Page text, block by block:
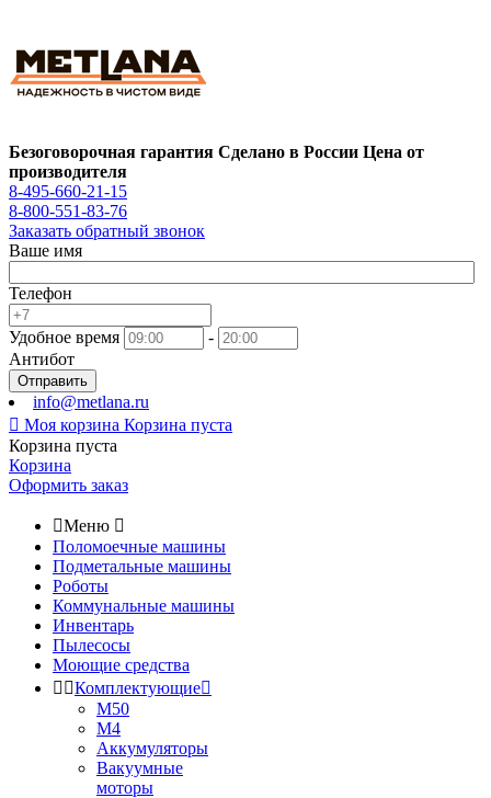
Безоговорочная гарантия Сделано в России Цена от
производителя
8-495-660-21-15
8-800-551-83-76
Заказать обратный звонок
Ваше имя
Телефон
Удобное время
-
Антибот
Отправить
info@metlana.ru
 Моя корзина Корзина пуста
Корзина пуста
Корзина
Оформить заказ
Меню 
Поломоечные машины
Подметальные машины
Роботы
Коммунальные машины
Инвентарь
Пылесосы
Моющие средства
 Комплектующие
М50
М4
Аккумуляторы
Вакуумные
моторы